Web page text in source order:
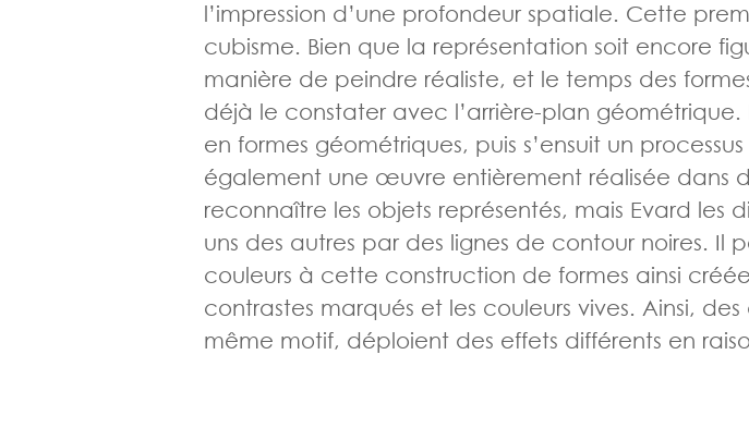
l’impression d’une profondeur spatiale. Cette
cubisme. Bien que la représentation soit encore
manière de peindre réaliste, et le temps des
déjà le constater avec l’arrière-plan
en formes géométriques, puis s’ensuit un
également une œuvre entièrement réalisée dans
reconnaître les objets représentés, mais Evard les
uns des autres par des lignes de contour noires. Il
couleurs à cette construction de formes ainsi
contrastes marqués et les couleurs vives. Ainsi,
même motif, déploient des effets différents en